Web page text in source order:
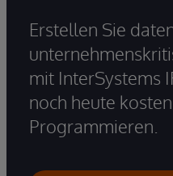
Erstellen Sie
mit InterSystems
noch heute
Programmieren.